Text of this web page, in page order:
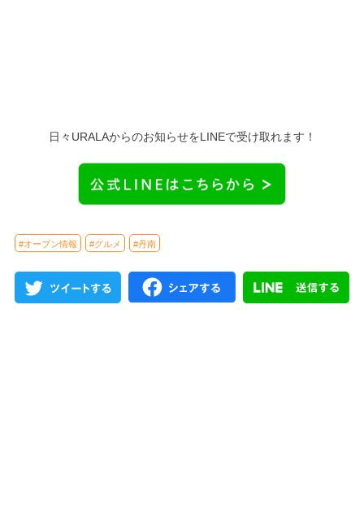
日々URALAからのお知らせをLINEで受け取れます！
#オープン情報 #グルメ #丹南